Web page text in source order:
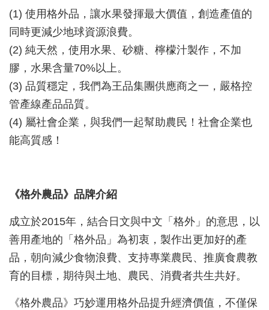
(1) 使用格外品，讓水果發揮最大價值，創造產值的
同時更減少地球資源浪費。
(2) 純天然，使用水果、砂糖、檸檬汁製作，不加
膠，水果含量70%以上。
(3) 品質穩定，我們為王品集團供應商之一，嚴格控
管產線產品品質。
(4) 屬社會企業，與我們一起幫助農民！社會企業也
能高質感！
《格外農品》品牌介紹
成立於2015年，結合日文與中文「格外」的意思，以
善用產地的「格外品」為初衷，製作出更加好的產
品，朝向減少食物浪費、支持專業農民、推廣食農教
育的目標，期待與土地、農民、消費者共生共好。
《格外農品》巧妙運用格外品提升經濟價值，不僅保